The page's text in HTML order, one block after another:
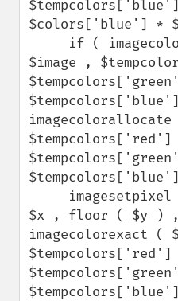
$colors['blue'] *
$image ,
$tempcolors['red']
$x , floor ( $y ) ,
imagecolorexact (
$tempcolors['red']